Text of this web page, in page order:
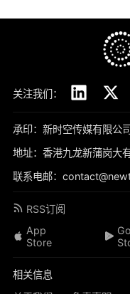
关注我们：
承印：新时空传媒有限公司
地址：香港九龙新蒲岗大
联系电邮：
RSS订阅
App
Store
相关信息